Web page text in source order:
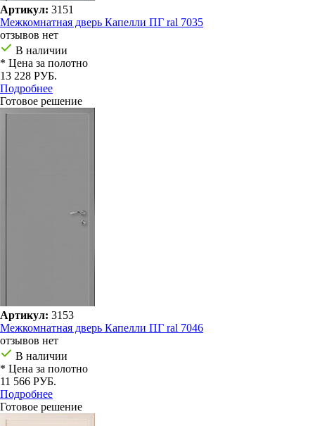
Артикул: 3151
Межкомнатная дверь Капелли ПГ ral 7035
отзывов нет
В наличии
* Цена за полотно
13 228 РУБ.
Подробнее
Готовое решение
Артикул: 3153
Межкомнатная дверь Капелли ПГ ral 7046
отзывов нет
В наличии
* Цена за полотно
11 566 РУБ.
Подробнее
Готовое решение